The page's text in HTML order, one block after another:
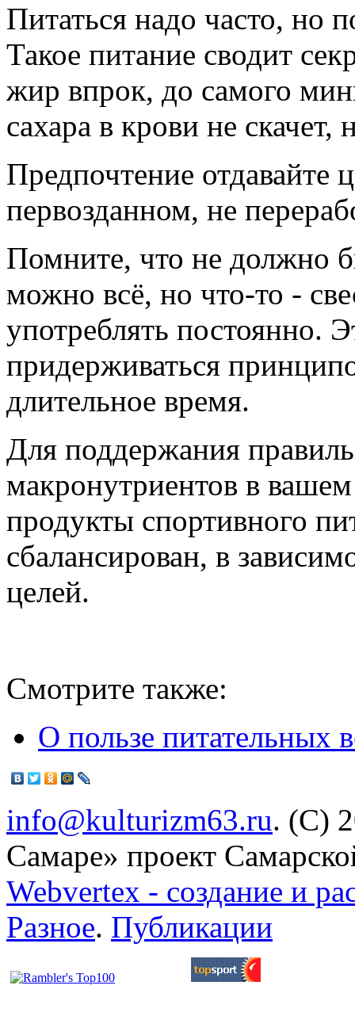
Питаться надо часто, но
Такое питание сводит
жир впрок, до самого
сахара в крови не
Предпочтение отдавайте
первозданном, не
Помните, что не должно
можно всё, но что-то -
употреблять постоянно.
придерживаться
длительное время.
Для поддержания
макронутриентов в
продукты спортивного
сбалансирован, в
целей.
Смотрите также:
О пользе питательных
info@kulturizm63.ru. (C)
Самаре» проект
Webvertex - создание и
Разное. Публикации